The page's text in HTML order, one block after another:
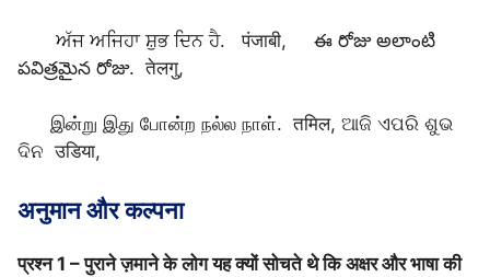
ਅੱਜ ਅਜਿਹਾ ਸ਼ੁਭ ਦਿਨ ਹੈ. पंजाबी, ఈ రోజు అలాంటి
పవిత్రమైన రోజు. तेलगु,
இன்று இது போன்ற நல்ல நாள். तमिल, ଆଜି ଏପରି ଶୁଭ
ଦିନ उडिया,
अनुमान और कल्पना
प्रश्न 1 – पुराने ज़माने के लोग यह क्यों सोचते थे कि अक्षर और भाषा की